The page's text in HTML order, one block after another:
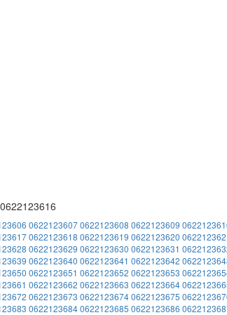
06221236070622123608 0622123609
0622123618 0622123619 0622123620
0622123629 0622123630 0622123631
0622123640 0622123641 0622123642
0622123651 0622123652 0622123653
0622123662 0622123663 0622123664
0622123673 06221236740622123675
06221236840622123685 0622123686